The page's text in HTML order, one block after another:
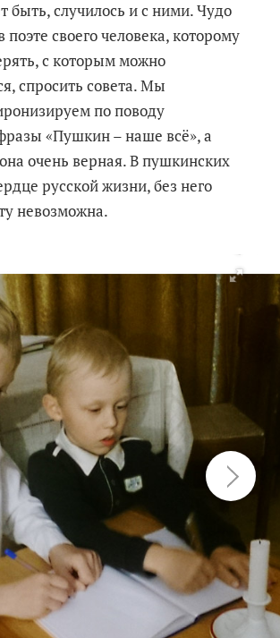
быть, случилось и с ними. Чудо
поэте своего человека, которому
с которым можно
спросить совета. Мы
по поводу
«Пушкин – наше всё», а
очень верная. В пушкинских
русской жизни, без него
невозможна.